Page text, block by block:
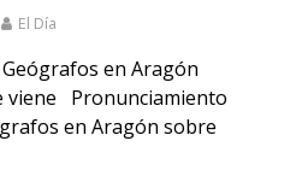
El Día
en Aragón
viene Pronunciamiento
en Aragón sobre